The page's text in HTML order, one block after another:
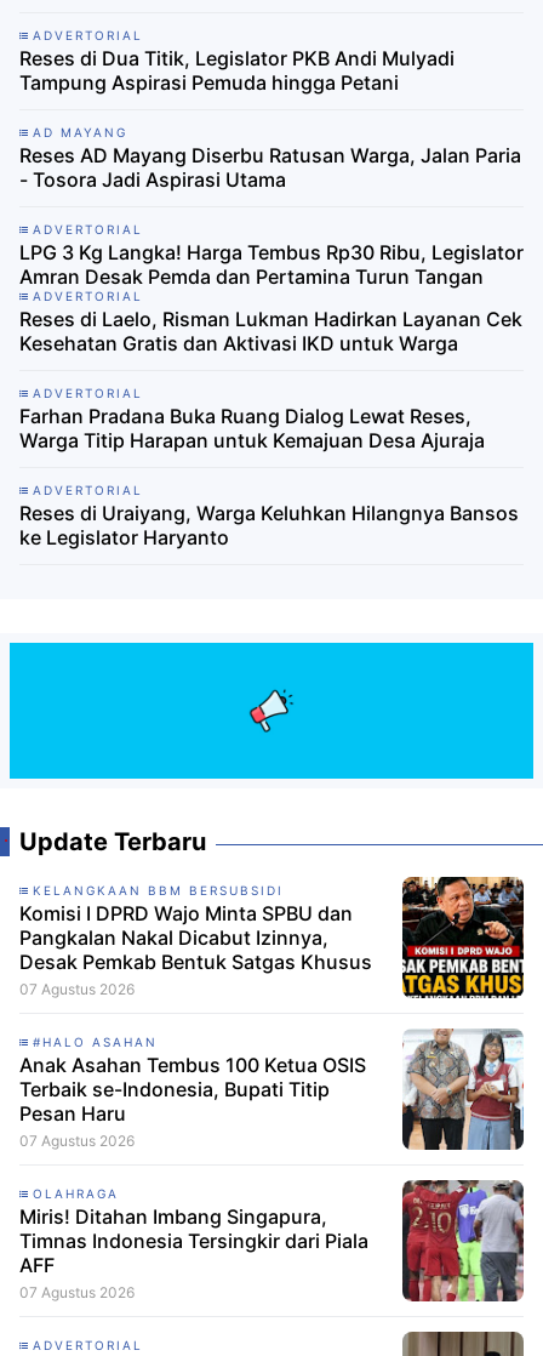
ADVERTORIAL
Reses di Dua Titik, Legislator PKB Andi Mulyadi
Tampung Aspirasi Pemuda hingga Petani
AD MAYANG
Reses AD Mayang Diserbu Ratusan Warga, Jalan Paria
- Tosora Jadi Aspirasi Utama
ADVERTORIAL
LPG 3 Kg Langka! Harga Tembus Rp30 Ribu, Legislator
Amran Desak Pemda dan Pertamina Turun Tangan
ADVERTORIAL
Reses di Laelo, Risman Lukman Hadirkan Layanan Cek
Kesehatan Gratis dan Aktivasi IKD untuk Warga
ADVERTORIAL
Farhan Pradana Buka Ruang Dialog Lewat Reses,
Warga Titip Harapan untuk Kemajuan Desa Ajuraja
ADVERTORIAL
Reses di Uraiyang, Warga Keluhkan Hilangnya Bansos
ke Legislator Haryanto
Update Terbaru
KELANGKAAN BBM BERSUBSIDI
Komisi I DPRD Wajo Minta SPBU dan
Pangkalan Nakal Dicabut Izinnya,
Desak Pemkab Bentuk Satgas Khusus
07 Agustus 2026
#HALO ASAHAN
Anak Asahan Tembus 100 Ketua OSIS
Terbaik se-Indonesia, Bupati Titip
Pesan Haru
07 Agustus 2026
OLAHRAGA
Miris! Ditahan Imbang Singapura,
Timnas Indonesia Tersingkir dari Piala
AFF
07 Agustus 2026
ADVERTORIAL